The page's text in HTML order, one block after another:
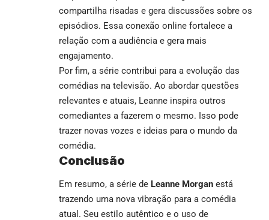
compartilha risadas e gera discussões sobre os
episódios. Essa conexão online fortalece a
relação com a audiência e gera mais
engajamento.
Por fim, a série contribui para a evolução das
comédias na televisão. Ao abordar questões
relevantes e atuais, Leanne inspira outros
comediantes a fazerem o mesmo. Isso pode
trazer novas vozes e ideias para o mundo da
comédia.
Conclusão
Em resumo, a série de Leanne Morgan está
trazendo uma nova vibração para a comédia
atual. Seu estilo autêntico e o uso de